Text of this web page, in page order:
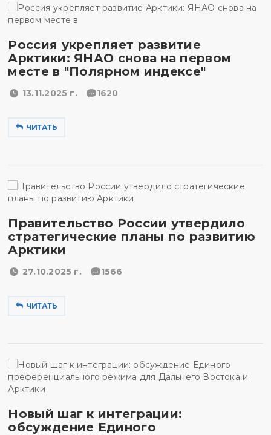
Россия укрепляет развитие
Арктики: ЯНАО снова на первом
месте в "Полярном индексе"
13.11.2025 г. 1620
ЧИТАТЬ
Правительство России утвердило
стратегические планы по развитию
Арктики
27.10.2025 г. 1566
ЧИТАТЬ
Новый шаг к интеграции:
обсуждение Единого